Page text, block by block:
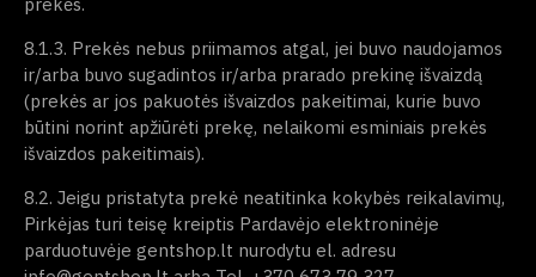
8.1.3. Prekės nebus priimamos atgal, jei buvo naudojamos
ir/arba buvo sugadintos ir/arba prarado prekinę išvaizdą
(prekės ar jos pakuotės išvaizdos pakeitimai, kurie buvo
būtini norint apžiūrėti prekę, nelaikomi esminiais prekės
išvaizdos pakeitimais).
8.2. Jeigu pristatyta prekė neatitinka kokybės reikalavimų,
Pirkėjas turi teisę kreiptis Pardavėjo elektroninėje
parduotuvėje gentshop.lt nurodytu el. adresu